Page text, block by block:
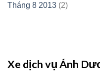
Tháng 8 2013 (2)
Xe dịch vụ Ánh